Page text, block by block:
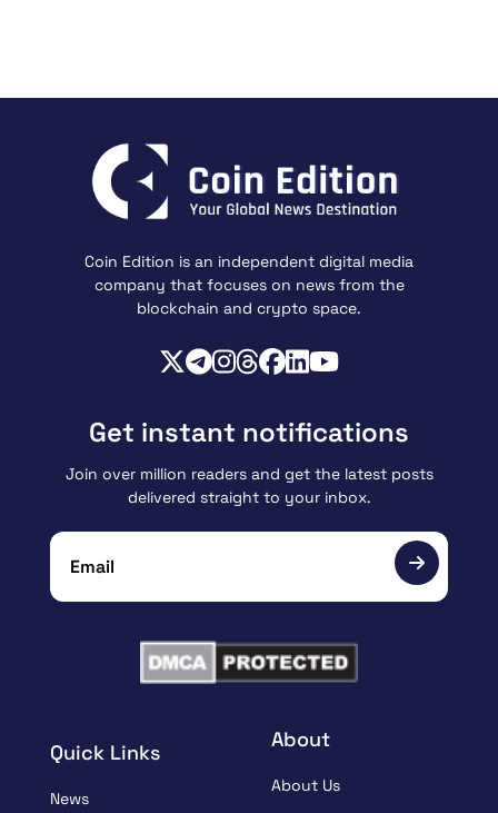
Coin Edition is an independent digital media
company that focuses on news from the
blockchain and crypto space.
Quick Links
News
About
About Us
Get instant notifications
Join over million readers and get the latest posts
delivered straight to your inbox.